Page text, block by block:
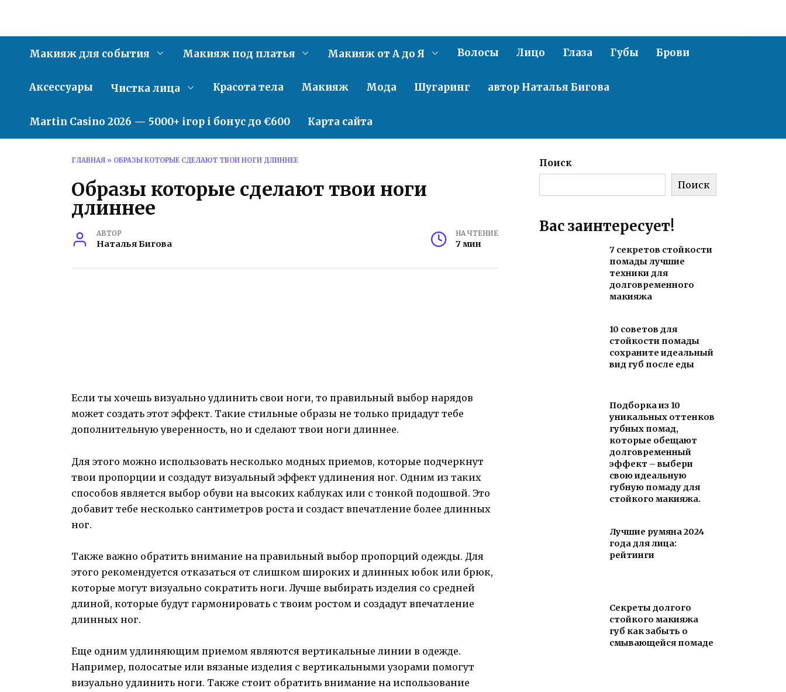
Макияж для события Макияж под платья Макияж от А до Я Волосы Лицо Глаза Губы Брови
Аксессуары Чистка лица Красота тела Макияж Мода Шугаринг автор Наталья Бигова
Martin Casino 2026 — 5000+ ігор і бонус до €600 Карта сайта
ГЛАВНАЯ » ОБРАЗЫ КОТОРЫЕ СДЕЛАЮТ ТВОИ НОГИ ДЛИННЕЕ
Образы которые сделают твои ноги
длиннее
АВТОР
Наталья Бигова
НА ЧТЕНИЕ
7 мин
Если ты хочешь визуально удлинить свои ноги, то правильный выбор нарядов
может создать этот эффект. Такие стильные образы не только придадут тебе
дополнительную уверенность, но и сделают твои ноги длиннее.
Для этого можно использовать несколько модных приемов, которые подчеркнут
твои пропорции и создадут визуальный эффект удлинения ног. Одним из таких
способов является выбор обуви на высоких каблуках или с тонкой подошвой. Это
добавит тебе несколько сантиметров роста и создаст впечатление более длинных
ног.
Также важно обратить внимание на правильный выбор пропорций одежды. Для
этого рекомендуется отказаться от слишком широких и длинных юбок или брюк,
которые могут визуально сократить ноги. Лучше выбирать изделия со средней
длиной, которые будут гармонировать с твоим ростом и создадут впечатление
длинных ног.
Еще одним удлиняющим приемом являются вертикальные линии в одежде.
Например, полосатые или вязаные изделия с вертикальными узорами помогут
визуально удлинить ноги. Также стоит обратить внимание на использование
Поиск
Поиск
Вас заинтересует!
7 секретов стойкости
помады лучшие
техники для
долговременного
макияжа
10 советов для
стойкости помады
сохраните идеальный
вид губ после еды
Подборка из 10
уникальных оттенков
губных помад,
которые обещают
долговременный
эффект – выбери
свою идеальную
губную помаду для
стойкого макияжа.
Лучшие румяна 2024
года для лица:
рейтинги
Секреты долгого
стойкого макияжа
губ как забыть о
смывающейся помаде